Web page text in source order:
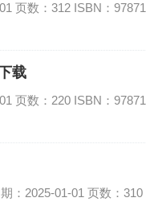
页数：312 ISBN：97871
载
页数：220 ISBN：97871
：2025-01-01 页数：310